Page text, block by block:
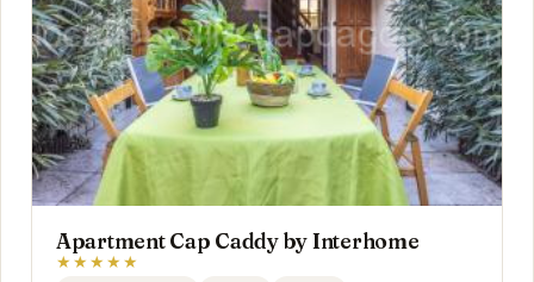
Apartment Cap Caddy by Interhome
★★★★★